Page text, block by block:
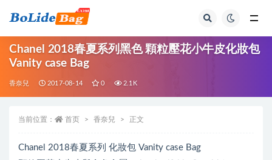
Chanel 2018春夏系列黑色 顆粒壓花小牛皮化妝包
Vanity case Bag
香奈兒 2017-08-14 0 2.1K
当前位置： 首页 香奈兒 正文
Chanel 2018春夏系列 化妝包 Vanity case Bag